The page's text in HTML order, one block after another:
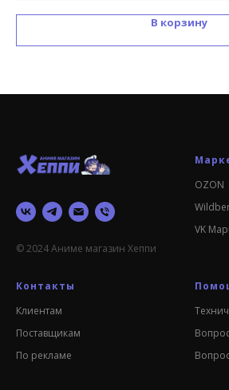
В корзину
© 2024 Аниме магазин Хеппи
OZON
VK
Контакты
Клиентам
Поставщикам
По рекламе